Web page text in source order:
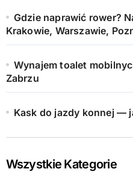
Gdzie naprawić rower?
Krakowie, Warszawie,
Wynajem toalet
Zabrzu
Kask do jazdy konnej —
Wszystkie Kategorie